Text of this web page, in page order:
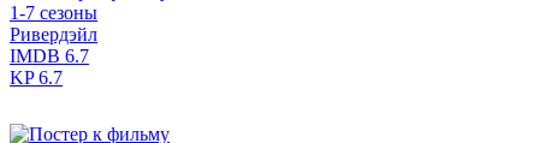
1-7 сезоны
Ривердэйл
IMDB 6.7
KP6.7